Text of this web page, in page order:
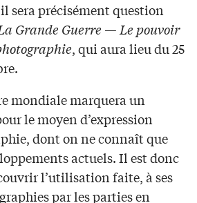
sera précisément question
Grande Guerre — Le pouvoir
, qui aura lieu du 25
mondiale marquera un
le moyen d’expression
dont on ne connaît que
actuels. Il est donc
l’utilisation faite, à ses
par les parties en